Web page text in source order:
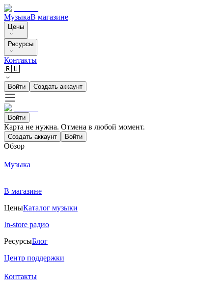
МузыкаВ магазине
Цены
Ресурсы
Контакты
🇷🇺
Войти Создать аккаунт
Войти
Карта не нужна. Отмена в любой момент.
Создать аккаунт Войти
Обзор
Музыка
В магазине
ЦеныКаталог музыки
In-store радио
РесурсыБлог
Центр поддержки
Контакты